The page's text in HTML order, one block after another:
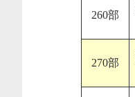
260部
270部